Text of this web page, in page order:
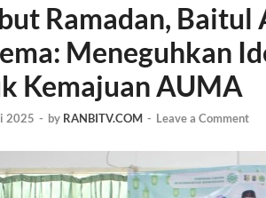
Ramadan,
Meneguhkan
Kemajuan AUMA
2025 - by RANBITV.COM - Leave a Comment